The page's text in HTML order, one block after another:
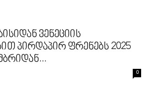
ვენეციის
პირდაპირ ფრენებს 2025
0